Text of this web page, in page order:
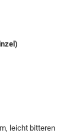
leicht bitteren